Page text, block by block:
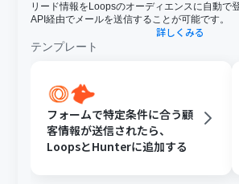
リード情報をLoopsのオーディエンスに自動で
API経由でメールを送信することが可能です。
詳しくみる
テンプレート
フォームで特定条件に合う顧
客情報が送信されたら、
LoopsとHunterに追加する